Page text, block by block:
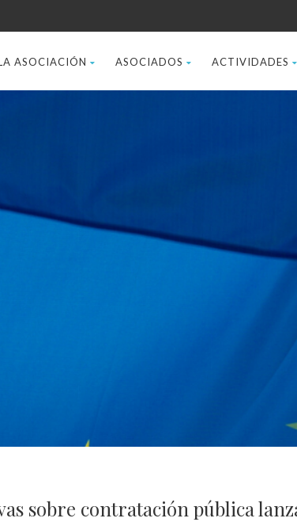
ASOCIACIÓN ASOCIADOS ACTIVIDADES
sobre contratación pública